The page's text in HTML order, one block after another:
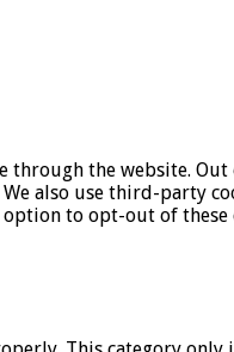
the website.
also use third-party
to opt-out of